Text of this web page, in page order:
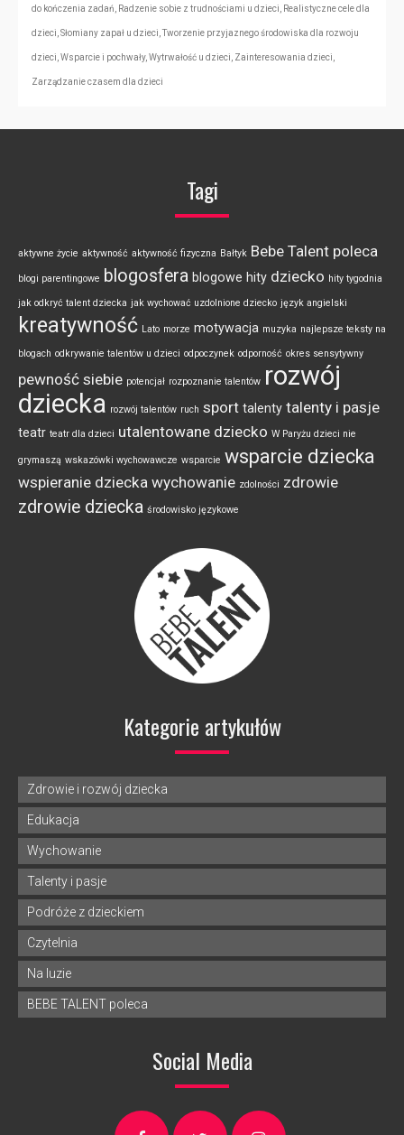
do kończenia zadań Radzenie sobie z trudnościami u dzieci Realistyczne cele dla
dzieci Słomiany zapał u dzieci ,Tworzenie przyjaznego środowiska dla rozwoju
dzieci Wsparcie i pochwały, Wytrwałość u dzieci Zainteresowania dzieci
Zarządzanie czasem dla dzieci
Tagi
aktywne życie aktywność aktywność fizyczna Bałtyk Bebe Talent poleca
blogi parentingowe blogosfera blogowe hity dziecko hity tygodnia
jak odkryć talent dziecka jak wychować uzdolnione dziecko język angielski
kreatywność Lato morze motywacja muzyka najlepsze teksty na
blogach odkrywanie talentów u dzieci odpoczynek odporność okres sensytywny
pewność siebie potencjał rozpoznanie talentów rozwój
dziecka rozwój talentów ruch sport talenty talenty i pasje
teatr teatr dla dzieci utalentowane dziecko W Paryżu dzieci nie
grymaszą wskazówki wychowawcze wsparcie wsparcie dziecka
wspieranie dziecka wychowanie zdolności zdrowie
zdrowie dziecka środowisko językowe
Kategorie artykułów
Zdrowie i rozwój dziecka
Edukacja
Wychowanie
Talenty i pasje
Podróże z dzieckiem
Czytelnia
Na luzie
BEBE TALENT poleca
Social Media